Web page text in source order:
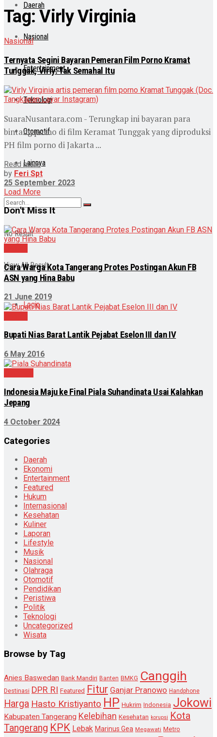
Daerah
Nasional
Entertainment
Teknologi
Otomotif
Lainnya
No Result
View All Result
Login
Tag:Virly Virginia
Nasional
Ternyata Segini Bayaran Pemeran Film Porno Kramat
Tunggak, Virly: Tak Semahal Itu
SuaraNusantara.com - Terungkap ini bayaran para
bintang porno di film Keramat Tunggak yang diproduksi
PH film porno di Jakarta ...
Read more
by Feri Spt
25 September 2023
Load More
Don't Miss It
Cara Warga Kota Tangerang Protes Postingan Akun FB
ASN yang Hina Babu
21 June 2019
Bupati Nias Barat Lantik Pejabat Eselon III dan IV
6 May 2016
Indonesia Maju ke Final Piala Suhandinata Usai Kalahkan
Jepang
4 October 2024
Categories
Daerah
Ekonomi
Entertainment
Featured
Hukum
Internasional
Kesehatan
Kuliner
Laporan
Lifestyle
Musik
Nasional
Olahraga
Otomotif
Pendidikan
Peristiwa
Politik
Teknologi
Uncategorized
Wisata
Browse by Tag
Anies Baswedan Bank Mandiri Banten BMKG Canggih
Destinasi DPR RI Featured Fitur Ganjar Pranowo Handphone
Harga Hasto Kristiyanto HP Hukrim Indonesia Jokowi
Kabupaten Tangerang Kelebihan Kesehatan korupsi Kota
Tangerang KPK Lebak Marinus Gea Megawati Metro